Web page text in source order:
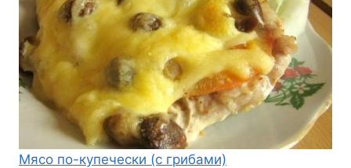
Мясо по-купечески (с грибами)